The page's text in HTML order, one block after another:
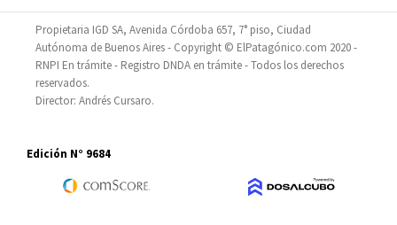
Propietaria IGD SA, Avenida Córdoba 657, 7° piso, Ciudad
Autónoma de Buenos Aires - Copyright © ElPatagónico.com 2020 -
RNPI En trámite - Registro DNDA en trámite - Todos los derechos
reservados.
Director: Andrés Cursaro.
Edición N° 9684